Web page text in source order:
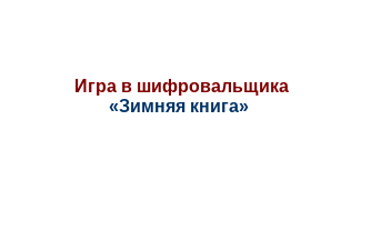
Игра в шифровальщика
«Зимняя книга»